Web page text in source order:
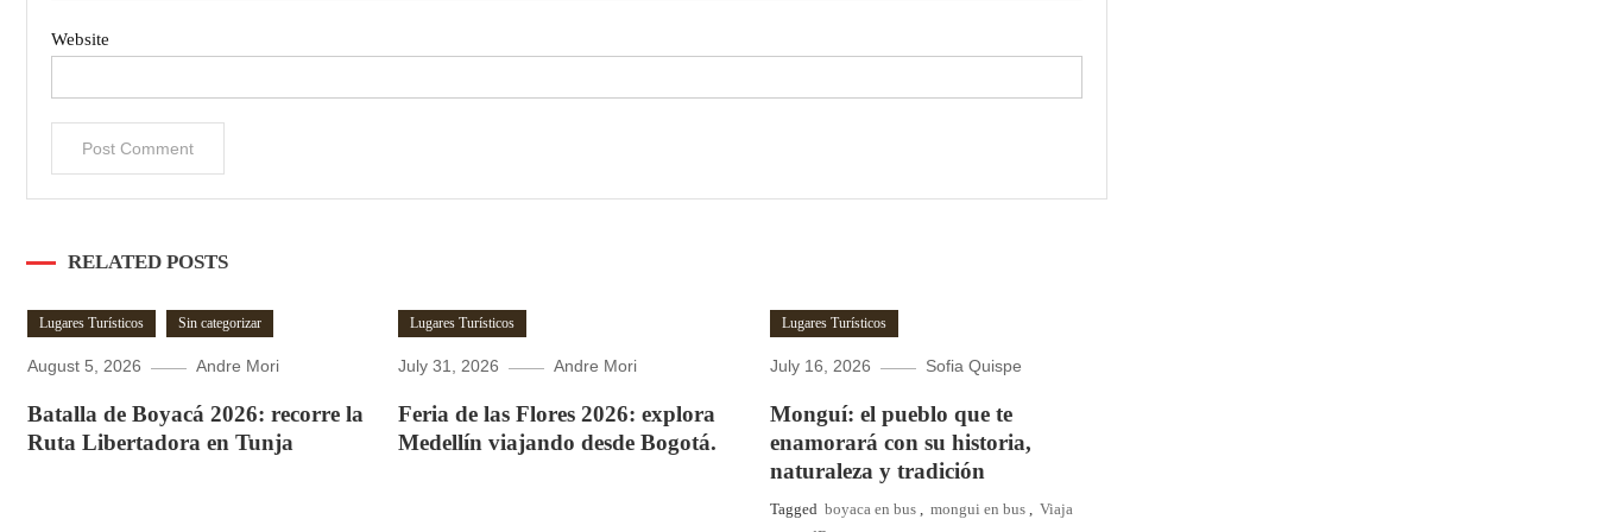
Website
RELATED POSTS
Lugares Turísticos Sin categorizar
August 5, 2026 Andre Mori
Batalla de Boyacá 2026: recorre la
Ruta Libertadora en Tunja
Lugares Turísticos
July 31, 2026 Andre Mori
Feria de las Flores 2026: explora
Medellín viajando desde Bogotá.
Lugares Turísticos
July 16, 2026 Sofia Quispe
Monguí: el pueblo que te
enamorará con su historia,
naturaleza y tradición
Tagged boyaca en bus , mongui en bus , Viaja